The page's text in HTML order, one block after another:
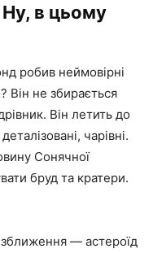
Ну, в цьому
робив неймовірні
Він не збирається
Він летить до
чарівні.
Сонячної
бруд та кратери.
зближення — астероїд